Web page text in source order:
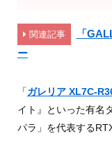
関連記事
「
ー
「ガレリア XL7C-
イト』といった有名
パラ」を代表する